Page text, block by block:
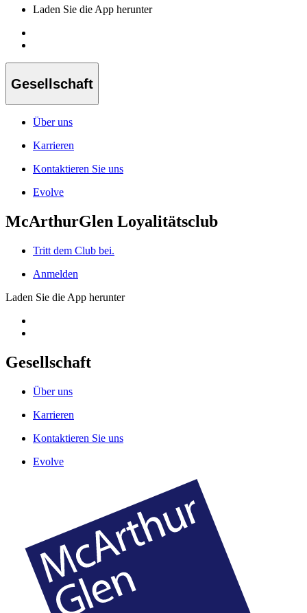
Laden Sie die App herunter
Gesellschaft
Über uns
Karrieren
Kontaktieren Sie uns
Evolve
McArthurGlen Loyalitätsclub
Tritt dem Club bei.
Anmelden
Laden Sie die App herunter
Gesellschaft
Über uns
Karrieren
Kontaktieren Sie uns
Evolve